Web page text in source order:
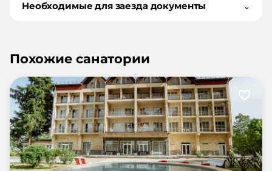
Необходимые для заезда документы ⌄
Похожие санатории